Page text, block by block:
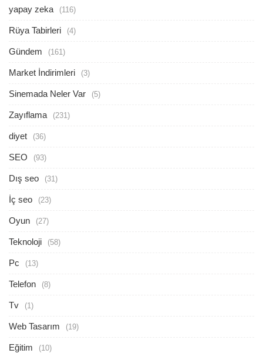
yapay zeka (116)
Rüya Tabirleri (4)
Gündem (161)
Market İndirimleri (3)
Sinemada Neler Var (5)
Zayıflama (231)
diyet (36)
SEO (93)
Dış seo (31)
İç seo (23)
Oyun (27)
Teknoloji (58)
Pc (13)
Telefon (8)
Tv (1)
Web Tasarım (19)
Eğitim (10)